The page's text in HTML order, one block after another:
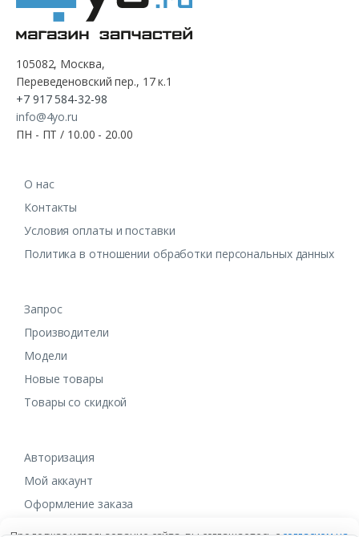
105082, Москва,
Переведеновский пер., 17 к.1
+7 917 584-32-98
info@4yo.ru
ПН - ПТ / 10.00 - 20.00
О нас
Контакты
Условия оплаты и поставки
Политика в отношении обработки персональных данных
Запрос
Производители
Модели
Новые товары
Товары со скидкой
Авторизация
Мой аккаунт
Оформление заказа